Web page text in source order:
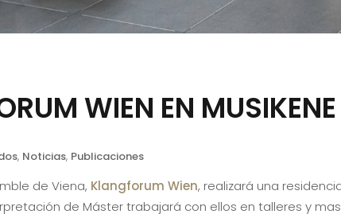
WIEN EN MUSIKENE
, Noticias, Publicaciones
de Viena, Klangforum Wien, realizará una
de Máster trabajará con ellos en talleres y